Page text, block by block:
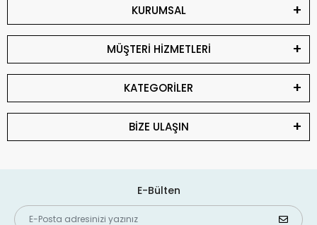
KURUMSAL
MÜŞTERİ HİZMETLERİ
KATEGORİLER
BİZE ULAŞIN
E-Bülten